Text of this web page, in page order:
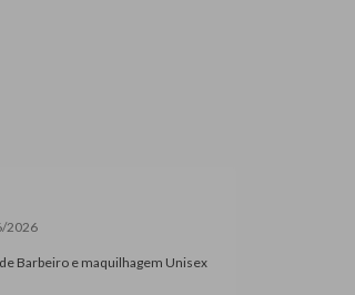
2026
Barbeiro e maquilhagem Unisex